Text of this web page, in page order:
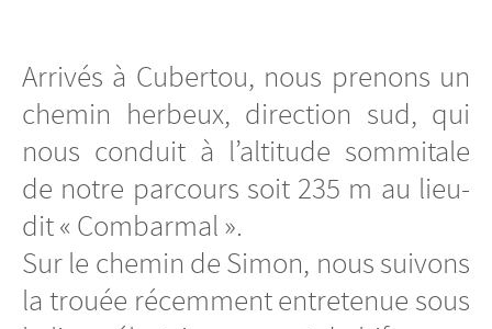
Arrivés à Cubertou, nous prenons un
chemin herbeux, direction sud, qui
nous conduit à l’altitude sommitale
de notre parcours soit 235 m au lieu-
dit « Combarmal ».
Sur le chemin de Simon, nous suivons
la trouée récemment entretenue sous